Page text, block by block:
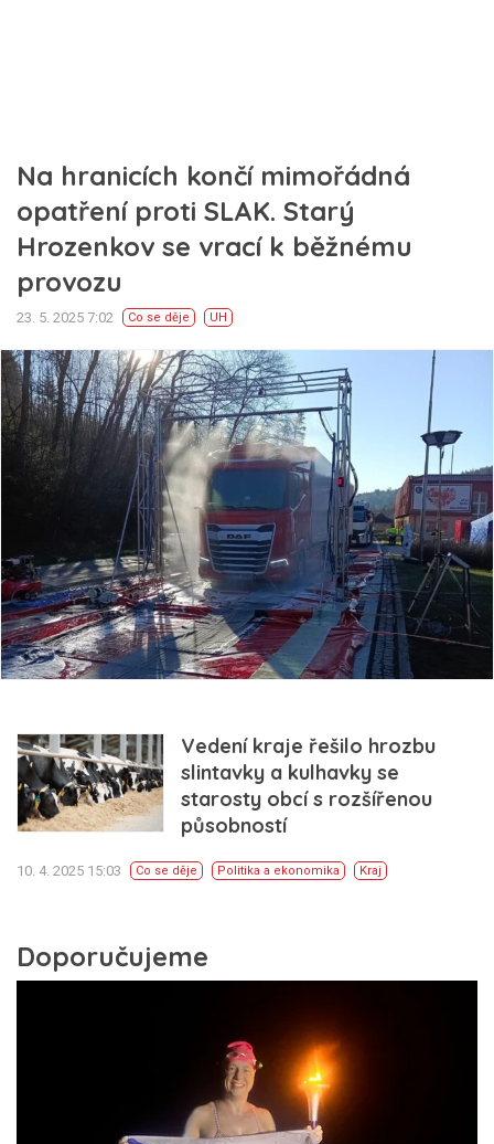
Na hranicích končí mimořádná
opatření proti SLAK. Starý
Hrozenkov se vrací k běžnému
provozu
23. 5. 2025 7:02 Co se děje UH
Vedení kraje řešilo hrozbu
slintavky a kulhavky se
starosty obcí s rozšířenou
působností
10. 4. 2025 15:03 Co se děje Politika a ekonomika Kraj